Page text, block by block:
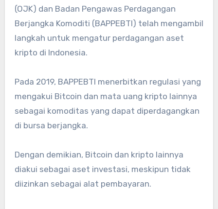
(OJK) dan Badan Pengawas Perdagangan
Berjangka Komoditi (BAPPEBTI) telah mengambil
langkah untuk mengatur perdagangan aset
kripto di Indonesia.
Pada 2019, BAPPEBTI menerbitkan regulasi yang
mengakui Bitcoin dan mata uang kripto lainnya
sebagai komoditas yang dapat diperdagangkan
di bursa berjangka.
Dengan demikian, Bitcoin dan kripto lainnya
diakui sebagai aset investasi, meskipun tidak
diizinkan sebagai alat pembayaran.